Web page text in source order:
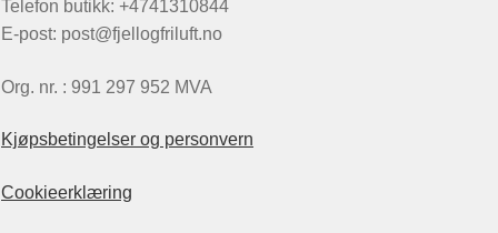
Telefon butikk: +4741310844
E-post: post@fjellogfriluft.no
Org. nr. : 991 297 952 MVA
Kjøpsbetingelser og personvern
Cookieerklæring